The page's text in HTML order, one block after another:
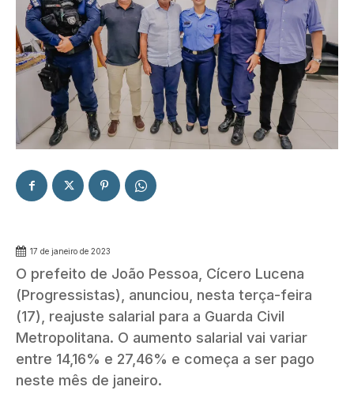
17 de janeiro de 2023
O prefeito de João Pessoa, Cícero Lucena
(Progressistas), anunciou, nesta terça-feira
(17), reajuste salarial para a Guarda Civil
Metropolitana. O aumento salarial vai variar
entre 14,16% e 27,46% e começa a ser pago
neste mês de janeiro.